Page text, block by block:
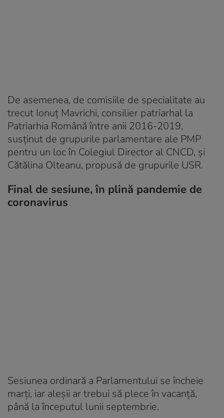
De asemenea, de comisiile de specialitate au
trecut Ionuţ Mavrichi, consilier patriarhal la
Patriarhia Română între anii 2016-2019,
susţinut de grupurile parlamentare ale PMP
pentru un loc în Colegiul Director al CNCD, şi
Cătălina Olteanu, propusă de grupurile USR.
Final de sesiune, în plină pandemie de
coronavirus
Sesiunea ordinară a Parlamentului se încheie
marţi, iar aleşii ar trebui să plece în vacanţă,
până la începutul lunii septembrie.